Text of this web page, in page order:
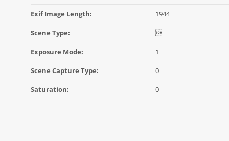
Exif Image Length: 1944
Scene Type: 
Exposure Mode: 1
Scene Capture Type: 0
Saturation: 0